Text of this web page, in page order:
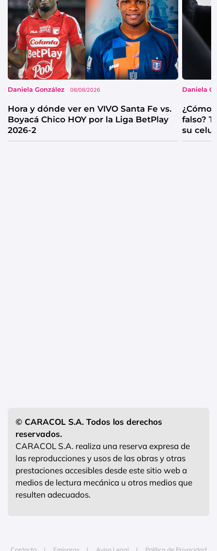
Daniela González 08/08/2026
Hora y dónde ver en VIVO Santa Fe vs.
Boyacá Chico HOY por la Liga BetPlay
2026-2
Daniela
¿Cómo
falso?
su
© CARACOL S.A. Todos los derechos
reservados.
CARACOL S.A. realiza una reserva expresa de
las reproducciones y usos de las obras y otras
prestaciones accesibles desde este sitio web a
medios de lectura mecánica u otros medios que
resulten adecuados.